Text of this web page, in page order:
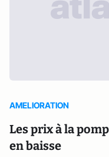
AMELIORATION
Les prix à la
en baisse